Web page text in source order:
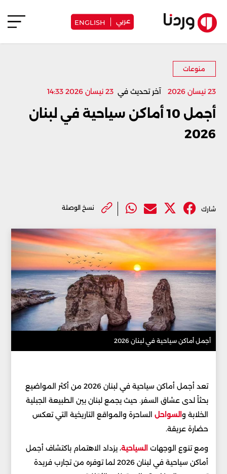
عربي ENGLISH
منوعات
23 نيسان 2026 آخر تحديث في 23 نيسان 2026 14:33
أجمل 10 أماكن سياحية في لبنان
2026
شارك نسخ الوصلة
أجمل أماكن سياحية في لبنان 2026
تعد أجمل أماكن سياحية في لبنان 2026 من أكثر المواضيع
بحثاً لدى عشاق السفر. حيث يجمع لبنان بين الطبيعة الجبلية
الخلابة و السواحل الساحرة والمواقع التاريخية التي تعكس
حضارة عريقة.
ومع تنوع الوجهات السياحية، يزداد الاهتمام باكتشاف أجمل
أماكن سياحية في لبنان 2026 لما توفره من تجارب فريدة